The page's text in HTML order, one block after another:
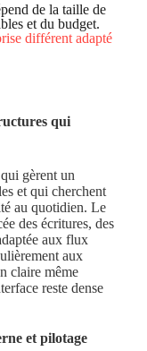
de la taille de
et du budget.
différent adapté
qui
gèrent un
et qui cherchent
au quotidien. Le
des écritures, des
aux flux
aux
claire même
reste dense
et pilotage